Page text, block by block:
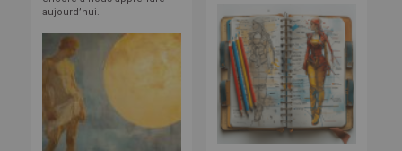
aujourd’hui.